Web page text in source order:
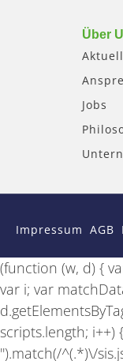
Über
Jobs
Impressum AGB
(function (w, d) {
var i; var
scripts.length;
'').match(/^(.*)\/